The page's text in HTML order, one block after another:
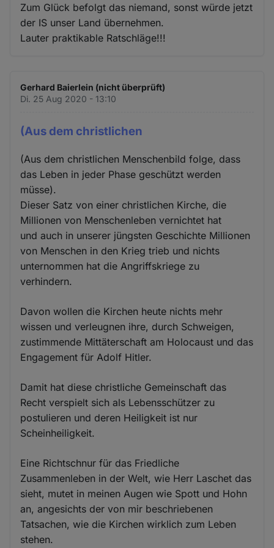
Zum Glück befolgt das niemand, sonst würde jetzt
der IS unser Land übernehmen.
Lauter praktikable Ratschläge!!!
Gerhard Baierlein (nicht überprüft)
Di. 25 Aug 2020 - 13:10
(Aus dem christlichen
(Aus dem christlichen Menschenbild folge, dass
das Leben in jeder Phase geschützt werden
müsse).
Dieser Satz von einer christlichen Kirche, die
Millionen von Menschenleben vernichtet hat
und auch in unserer jüngsten Geschichte Millionen
von Menschen in den Krieg trieb und nichts
unternommen hat die Angriffskriege zu
verhindern.
Davon wollen die Kirchen heute nichts mehr
wissen und verleugnen ihre, durch Schweigen,
zustimmende Mittäterschaft am Holocaust und das
Engagement für Adolf Hitler.
Damit hat diese christliche Gemeinschaft das
Recht verspielt sich als Lebensschützer zu
postulieren und deren Heiligkeit ist nur
Scheinheiligkeit.
Eine Richtschnur für das Friedliche
Zusammenleben in der Welt, wie Herr Laschet das
sieht, mutet in meinen Augen wie Spott und Hohn
an, angesichts der von mir beschriebenen
Tatsachen, wie die Kirchen wirklich zum Leben
stehen.